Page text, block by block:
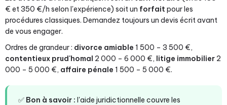
€ et 350 €/h selon l'expérience) soit un forfait pour les
procédures classiques. Demandez toujours un devis écrit avant
de vous engager.
Ordres de grandeur : divorce amiable 1 500 – 3 500 €,
contentieux prud'homal 2 000 – 6 000 €, litige immobilier 2
000 – 5 000 €, affaire pénale 1 500 – 5 000 €.
✅ Bon à savoir : l'aide juridictionnelle couvre les